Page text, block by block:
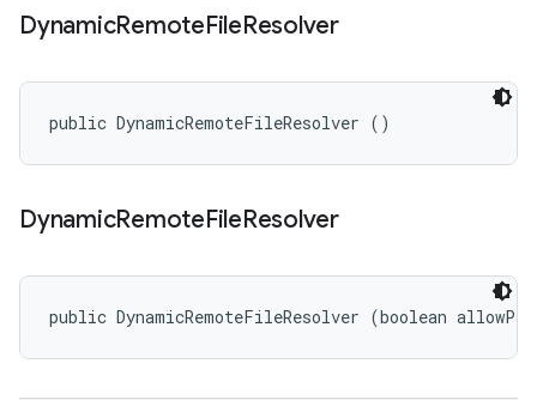
DynamicRemoteFileResolver
public DynamicRemoteFileResolver ()
DynamicRemoteFileResolver
public DynamicRemoteFileResolver (boolean